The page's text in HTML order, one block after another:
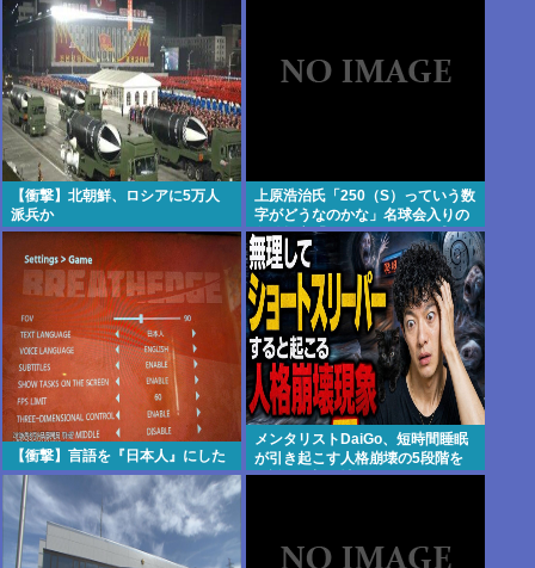
【衝撃】北朝鮮、ロシアに5万人
派兵か
上原浩治氏「250（S）っていう数
字がどうなのかな」名球会入りの
条件提言「300とか…」 #野球 |
2000安打のハードルが低い
【衝撃】言語を『日本人』にした
メンタリストDaiGo、短時間睡眠
が引き起こす人格崩壊の5段階を
解説…最初に壊れるのは眠気では